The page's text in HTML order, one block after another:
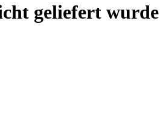
geliefert wurde